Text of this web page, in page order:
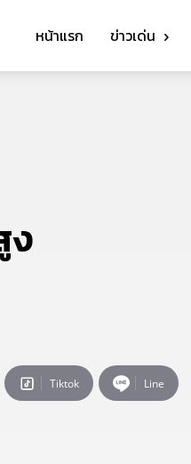
หน้าแรก ข่าวเด่น
ง
Tiktok Line